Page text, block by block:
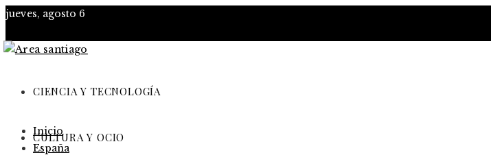
jueves, agosto 6
CIENCIA Y TECNOLOGÍA
CULTURA Y OCIO
Inicio
España